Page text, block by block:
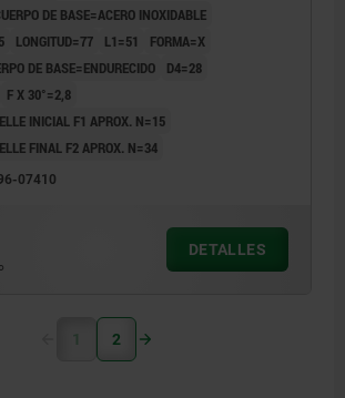
DE BASE=ACERO INOXIDABLE
LONGITUD=77 L1=51
FORMA=X
DE BASE=ENDURECIDO
D4=28
F X 30°=2,8
INICIAL F1 APROX. N=15
FINAL F2 APROX. N=34
07410
DETALLES
1 2